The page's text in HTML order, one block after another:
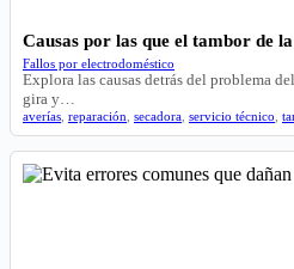
Causas por las que el tambor de
Fallos por electrodoméstico
Explora las causas detrás del problema
gira y…
averías reparación secadora servicio técnico